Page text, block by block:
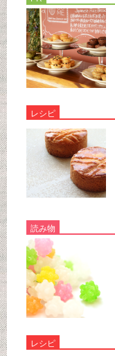
レシピ
読み物
レシピ